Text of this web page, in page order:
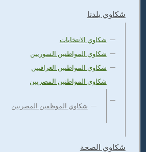
شكاوي بلدنا
شكاوي الانتخابات
شكاوي المواطنين السوريين
شكاوي المواطنين العراقيين
شكاوي المواطنين المصريين
شكاوي الموظفين المصريين
شكاوي الصحة